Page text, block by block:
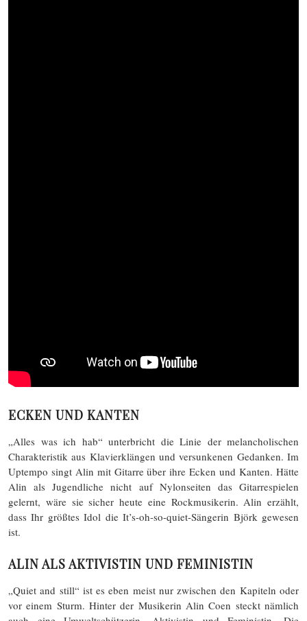
ECKEN UND KANTEN
„Alles was ich hab“ unterbricht die Linie der melancholischen
Charakteristik aus Klavierklängen und versunkenen Gedanken. Im
Uptempo singt Alin mit Gitarre über ihre Ecken und Kanten. Hätte
Alin als Jugendliche nicht auf Nylonseiten das Gitarrespielen
gelernt, wäre sie sicher heute eine Rockmusikerin. Alin erzählt,
dass Ihr größtes Idol die It’s-oh-so-quiet-Sängerin Björk gewesen
ist.
ALIN ALS AKTIVISTIN UND FEMINISTIN
„Quiet and still“ ist es eben meist nur zwischen den Kapiteln oder
vor einem Sturm. Hinter der Musikerin Alin Coen steckt nämlich